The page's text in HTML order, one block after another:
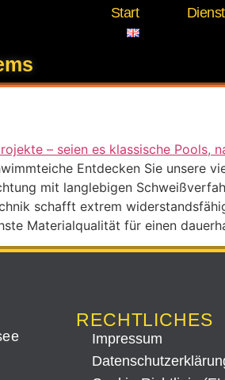
Start
Pools
Entdecken Sie unsere
mit langlebigen
schafft extrem
Materialqualität für einen
RECHTLICHES
Impressum